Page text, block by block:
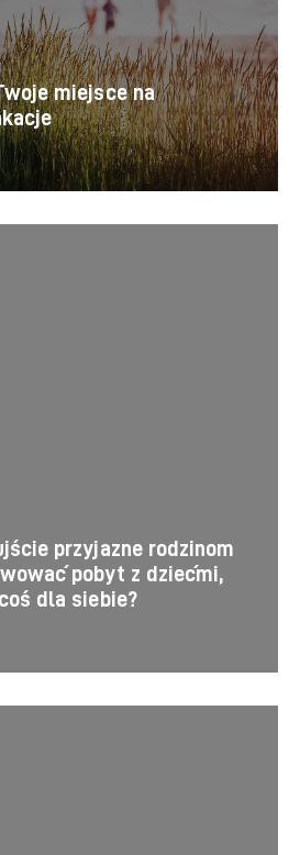
miejsce na
przyjazne rodzinom
pobyt z dziećmi,
dla siebie?